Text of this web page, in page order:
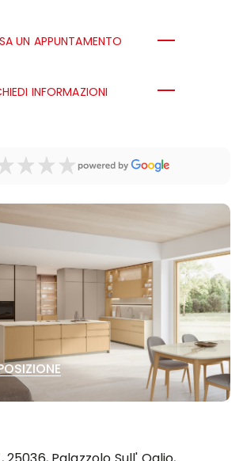
UN APPUNTAMENTO
INFORMAZIONI